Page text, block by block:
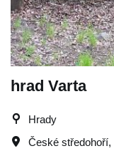
hrad Varta
Hrady
České středohoří,